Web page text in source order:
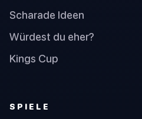
Scharade Ideen
Würdest du eher?
Kings Cup
SPIELE